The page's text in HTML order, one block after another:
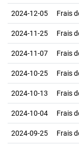
2024-12-05 Frais
2024-11-25 Frais
2024-11-07 Frais
2024-10-25 Frais
2024-10-13 Frais
2024-10-04 Frais
2024-09-25 Frais